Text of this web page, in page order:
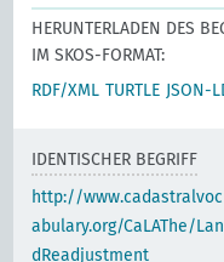
HERUNTERLADEN DES
IM SKOS-FORMAT:
RDF/XML TURTLE JSON-
IDENTISCHER BEGRIFF
http://www.cadastralvoc
abulary.org/CaLAThe/Lan
dReadjustment